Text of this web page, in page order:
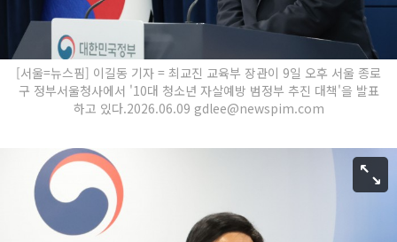
[서울=뉴스핌] 이길동 기자 = 최교진 교육부 장관이 9일 오후 서울 종로
구 정부서울청사에서 '10대 청소년 자살예방 범정부 추진 대책'을 발표
하고 있다.2026.06.09 gdlee@newspim.com